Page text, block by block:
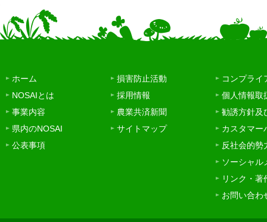
ホーム
NOSAIとは
事業内容
県内のNOSAI
公表事項
損害防止活動
採用情報
農業共済新聞
サイトマップ
コンプライ
個人情報取
勧誘方針及
カスタマー
反社会的勢
ソーシャル
リンク・著
お問い合わ